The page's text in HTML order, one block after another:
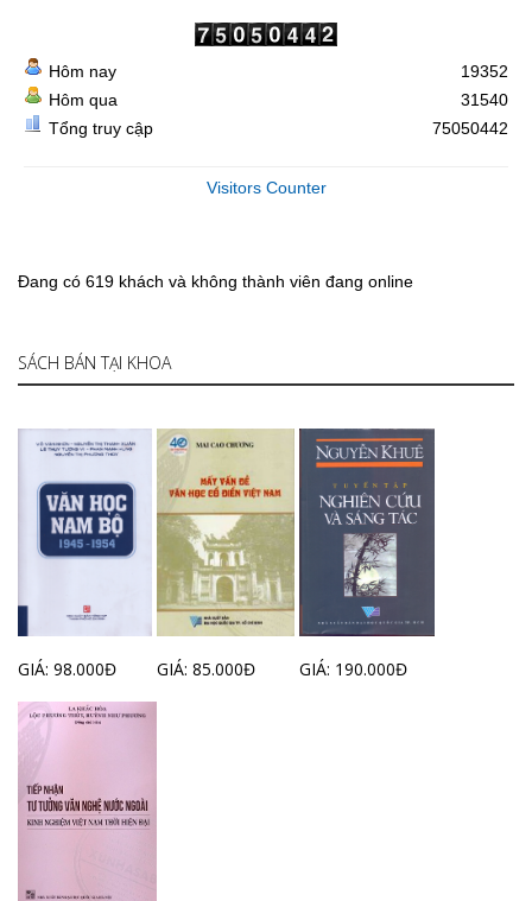
Hôm nay
Hôm qua
Tổng truy cập
19352
31540
75050442
Visitors Counter
Đang có 619 khách và không thành viên đang online
SÁCH BÁN TẠI KHOA
GIÁ: 98.000Đ GIÁ: 85.000Đ GIÁ: 190.000Đ